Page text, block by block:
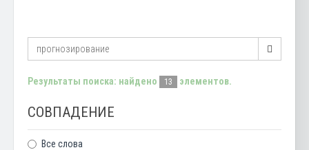
Результаты поиска: найдено 13 элементов.
СОВПАДЕНИЕ
Все слова